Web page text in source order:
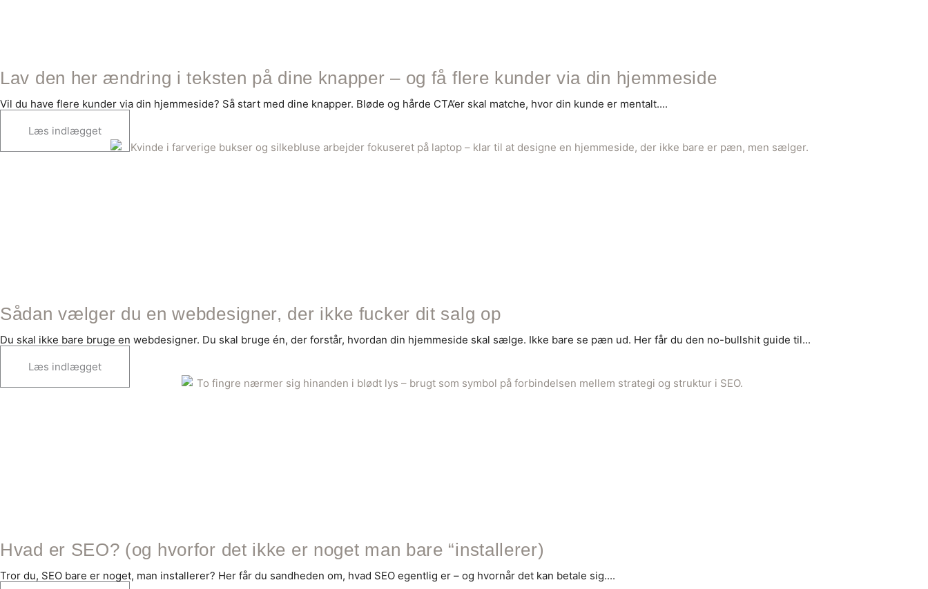
Lav den her ændring i teksten på dine knapper – og få flere kunder via din hjemmeside
Vil du have flere kunder via din hjemmeside? Så start med dine knapper. Bløde og hårde CTA’er skal matche, hvor din kunde er mentalt....
Læs indlægget
Sådan vælger du en webdesigner, der ikke fucker dit salg op
Du skal ikke bare bruge en webdesigner. Du skal bruge én, der forstår, hvordan din hjemmeside skal sælge. Ikke bare se pæn ud. Her får du den no-bullshit guide til...
Læs indlægget
Hvad er SEO? (og hvorfor det ikke er noget man bare “installerer)
Tror du, SEO bare er noget, man installerer? Her får du sandheden om, hvad SEO egentlig er – og hvornår det kan betale sig....